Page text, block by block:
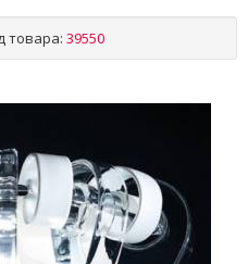
товара: 39550